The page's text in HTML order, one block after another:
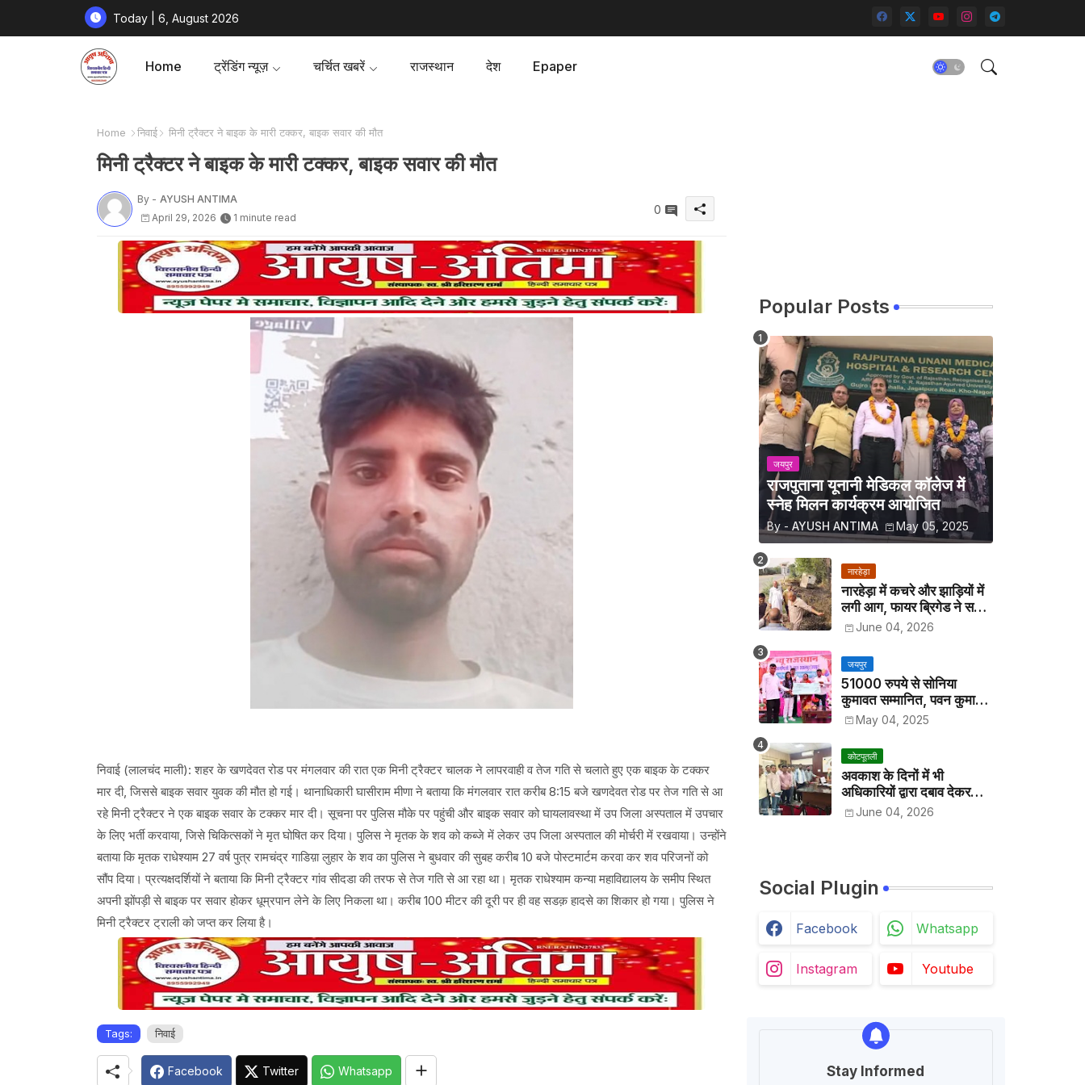
Today | 6, August 2026
Home ट्रेंडिंग न्यूज़ चर्चित खबरें राजस्थान देश Epaper
Home निवाई मिनी ट्रैक्टर ने बाइक के मारी टक्कर, बाइक सवार की मौत
मिनी ट्रैक्टर ने बाइक के मारी टक्कर, बाइक सवार की मौत
By - AYUSH ANTIMA
April 29, 2026
1 minute read
0
निवाई (लालचंद माली): शहर के खणदेवत रोड पर मंगलवार की रात एक मिनी ट्रैक्टर चालक ने लापरवाही व तेज गति से चलाते हुए एक बाइक के टक्कर
मार दी, जिससे बाइक सवार युवक की मौत हो गई। थानाधिकारी घासीराम मीणा ने बताया कि मंगलवार रात करीब 8:15 बजे खणदेवत रोड पर तेज गति से आ
रहे मिनी ट्रैक्टर ने एक बाइक सवार के टक्कर मार दी। सूचना पर पुलिस मौके पर पहुंची और बाइक सवार को घायलावस्था में उप जिला अस्पताल में उपचार
के लिए भर्ती करवाया, जिसे चिकित्सकों ने मृत घोषित कर दिया। पुलिस ने मृतक के शव को कब्जे में लेकर उप जिला अस्पताल की मोर्चरी में रखवाया। उन्होंने
बताया कि मृतक राधेश्याम 27 वर्ष पुत्र रामचंद्र गाडिय़ा लुहार के शव का पुलिस ने बुधवार की सुबह करीब 10 बजे पोस्टमार्टम करवा कर शव परिजनों को
सौंप दिया। प्रत्यक्षदर्शियों ने बताया कि मिनी ट्रैक्टर गांव सीदडा की तरफ से तेज गति से आ रहा था। मृतक राधेश्याम कन्या महाविद्यालय के समीप स्थित
अपनी झोंपड़ी से बाइक पर सवार होकर धूम्रपान लेने के लिए निकला था। करीब 100 मीटर की दूरी पर ही वह सडक़ हादसे का शिकार हो गया। पुलिस ने
मिनी ट्रैक्टर ट्राली को जप्त कर लिया है।
Tags: निवाई
Facebook Twitter Whatsapp
Popular Posts
जयपुर
राजपुताना यूनानी मेडिकल कॉलेज में
स्नेह मिलन कार्यक्रम आयोजित
By - AYUSH ANTIMA May 05, 2025
नारहेड़ा
नारहेड़ा में कचरे और झाड़ियों में
लगी आग, फायर ब्रिगेड ने समय
रहते पाया काबू
June 04, 2026
जयपुर
51000 रुपये से सोनिया
कुमावत सम्मानित, पवन कुमावत
व अन्य छात्रों को मिला लैपटॉप
May 04, 2025
कोटपूतली
अवकाश के दिनों में भी
अधिकारियों द्वारा दबाव देकर
अवकाश निरस्त करके काम
June 04, 2026
Social Plugin
Facebook Whatsapp
Instagram Youtube
Stay Informed